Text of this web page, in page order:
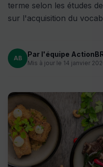
terme selon les études
sur l'acquisition du
AB Par l'équipe
Mis à jour le 14 janvier